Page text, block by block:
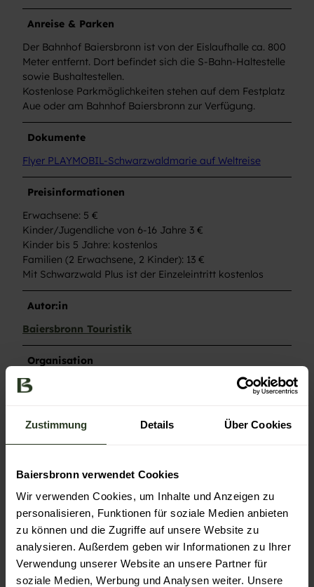
Zustimmung Details Über Cookies
Baiersbronn verwendet Cookies
Wir verwenden Cookies, um Inhalte und Anzeigen zu
personalisieren, Funktionen für soziale Medien anbieten
zu können und die Zugriffe auf unsere Website zu
analysieren. Außerdem geben wir Informationen zu Ihrer
Verwendung unserer Website an unsere Partner für
soziale Medien, Werbung und Analysen weiter. Unsere
Anreise & Parken
Der Bahnhof Baiersbronn ist von der Eislaufhalle ca. 800
Meter entfernt. Dort befindet sich die S-Bahn-Haltestelle
sowie Bushaltestellen.
Kostenlose Parkmöglichkeiten stehen auf dem Festplatz
Aue oder am Bahnhof Baiersbronn zur Verfügung.
Dokumente
Flyer PLAYMOBIL-Schwarzwaldmarie auf Weltreise
Preisinformationen
Erwachsene: 5 €
Kinder/Jugendliche von 6-16 Jahre 3 €
Kinder bis 5 Jahre: kostenlos
Familien (2 Erwachsene, 2 Kinder): 13 €
Mit Schwarzwald Plus ist der Einzeleintritt kostenlos
Autor:in
Baiersbronn Touristik
Organisation
Nationalparkregion Schwarzwald GmbH
Unsere Empfehlung